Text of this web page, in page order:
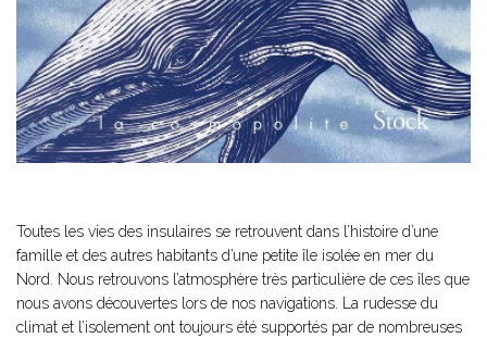
Toutes les vies des insulaires se retrouvent dans l’histoire d’une
famille et des autres habitants d’une petite île isolée en mer du
Nord. Nous retrouvons l’atmosphère très particulière de ces îles que
nous avons découvertes lors de nos navigations. La rudesse du
climat et l’isolement ont toujours été supportés par de nombreuses